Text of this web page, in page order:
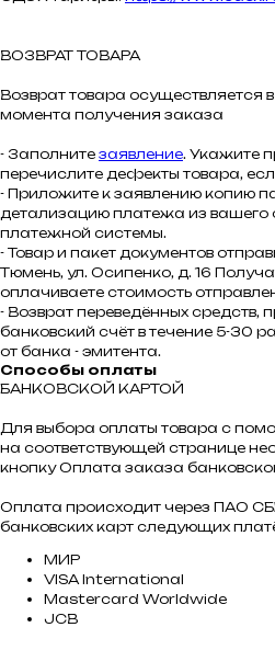
ВОЗВРАТ ТОВАРА
Возврат товара осуществляется
момента получения заказа
- Заполните заявление. Укажите
перечислите дефекты товара,
- Приложите к заявлению копию
детализацию платежа из вашего
платежной системы.
- Товар и пакет документов
Тюмень, ул. Осипенко, д. 16
оплачиваете стоимость
- Возврат переведённых средств,
банковский счёт в течение 5-30
от банка - эмитента.
Способы оплаты
БАНКОВСКОЙ КАРТОЙ
Для выбора оплаты товара с
на соответствующей странице
кнопку Оплата заказа
Оплата происходит через ПАО
банковских карт следующих
МИР
VISA International
Mastercard Worldwide
JCB